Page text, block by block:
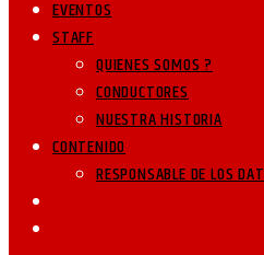
EVENTOS
STAFF
QUIENES SOMOS ?
CONDUCTORES
NUESTRA HISTORIA
CONTENIDO
RESPONSABLE DE LOS